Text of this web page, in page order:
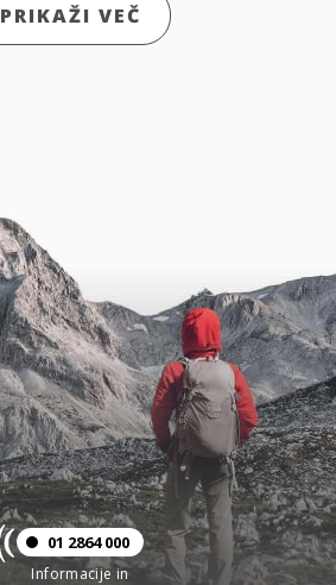
PRIKAŽI VEČ
01 2864 000
Informacije in